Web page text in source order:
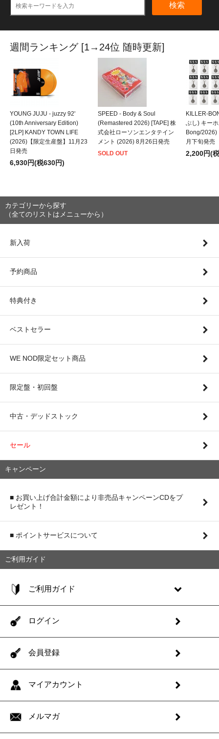
検索
週間ランキング [1→24位 随時更新]
YOUNG JUJU - juzzy 92'
(10th Anniversary Edition)
[2LP] KANDY TOWN LIFE
(2026)【限定生産盤】11月23
日発売
6,930円(税630円)
SPEED - Body & Soul
(Remastered 2026) [TAPE] 株
式会社ローソンエンタテイン
メント (2026) 8月26日発売
SOLD OUT
KILLER-
ぶし) キー
Bong/2026)
月下旬発売
2,200円(
カテゴリーから探す
（全てのリストはメニューから）
新入荷
予約商品
特典付き
ベストセラー
WE NOD限定セット商品
限定盤・初回盤
中古・デッドストック
セール
キャンペーン
■ お買い上げ合計金額により非売品キャンペーンCDをプ
レゼント！
■ ポイントサービスについて
ご利用ガイド
ご利用ガイド
ログイン
会員登録
マイアカウント
メルマガ